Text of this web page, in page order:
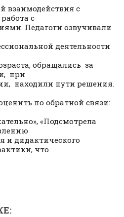
взаимодействия с
с
Педагоги озвучивали
деятельности
обращались за
при
находили пути решения.
по обратной связи:
«Подсмотрела
и дидактического
что